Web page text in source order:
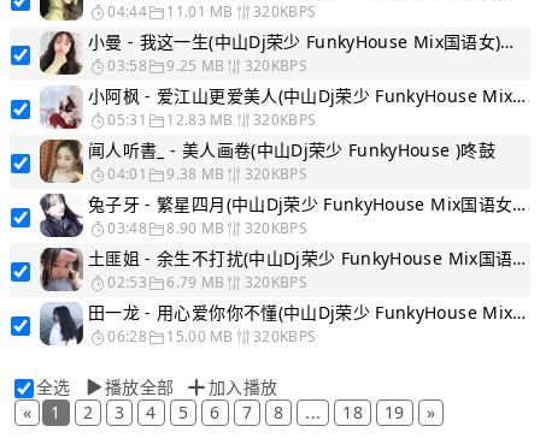
04:44 11.01 MB 320KBPS
小曼 - 我这一生(中山Dj荣少 FunkyHouse Mix国语女)咚鼓
03:58 9.25 MB 320KBPS
小阿枫 - 爱江山更爱美人(中山Dj荣少 FunkyHouse Mix国语男)咚鼓
05:31 12.83 MB 320KBPS
闻人听書_ - 美人画卷(中山Dj荣少 FunkyHouse )咚鼓
04:01 9.38 MB 320KBPS
兔子牙 - 繁星四月(中山Dj荣少 FunkyHouse Mix国语女)咚鼓
03:48 8.90 MB 320KBPS
土匪姐 - 余生不打扰(中山Dj荣少 FunkyHouse Mix国语女)咚鼓
02:53 6.79 MB 320KBPS
田一龙 - 用心爱你你不懂(中山Dj荣少 FunkyHouse Mix国语男)咚鼓
06:28 15.00 MB 320KBPS
全选 播放全部
加入播放
«
1 2 3 4 5 6 7 8 ... 18 19 »